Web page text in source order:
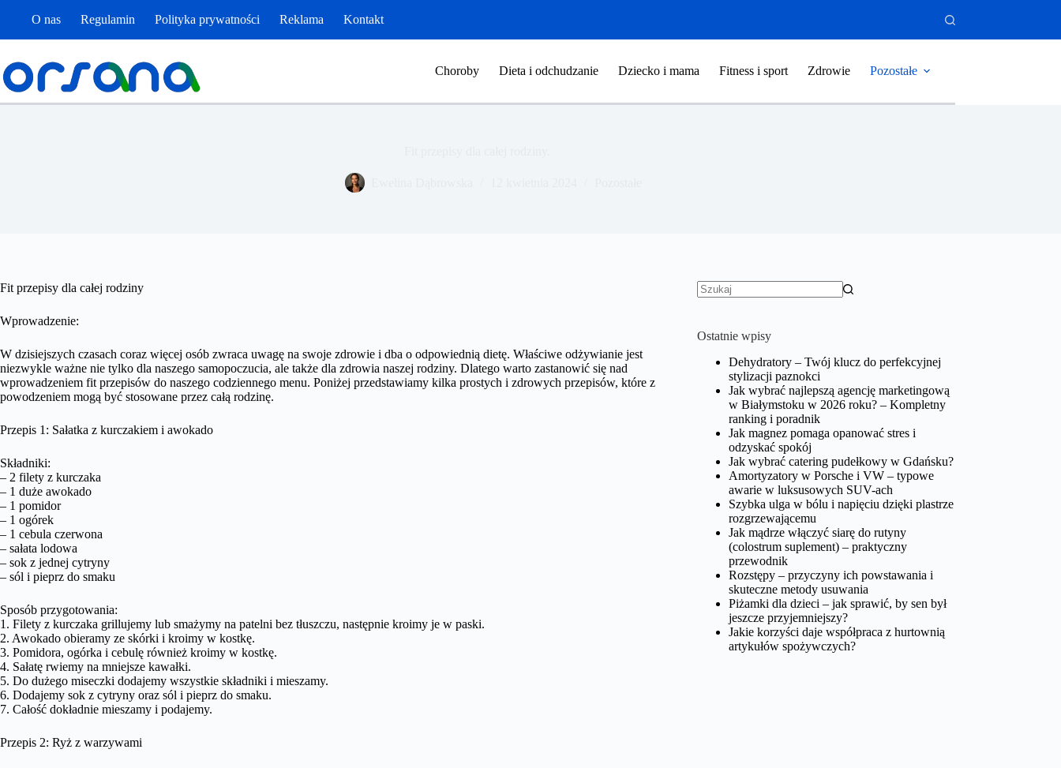
O nas Regulamin Polityka prywatności Reklama Kontakt
Choroby Dieta i odchudzanie Dziecko i mama Fitness i sport Zdrowie Pozostałe
Fit przepisy dla całej rodziny
Wprowadzenie:
W dzisiejszych czasach coraz więcej osób zwraca uwagę na swoje zdrowie i dba o odpowiednią dietę. Właściwe odżywianie jest
niezwykle ważne nie tylko dla naszego samopoczucia, ale także dla zdrowia naszej rodziny. Dlatego warto zastanowić się nad
wprowadzeniem fit przepisów do naszego codziennego menu. Poniżej przedstawiamy kilka prostych i zdrowych przepisów, które z
powodzeniem mogą być stosowane przez całą rodzinę.
Przepis 1: Sałatka z kurczakiem i awokado
Składniki:
– 2 filety z kurczaka
– 1 duże awokado
– 1 pomidor
– 1 ogórek
– 1 cebula czerwona
– sałata lodowa
– sok z jednej cytryny
– sól i pieprz do smaku
Sposób przygotowania:
1. Filety z kurczaka grillujemy lub smażymy na patelni bez tłuszczu, następnie kroimy je w paski.
2. Awokado obieramy ze skórki i kroimy w kostkę.
3. Pomidora, ogórka i cebulę również kroimy w kostkę.
4. Sałatę rwiemy na mniejsze kawałki.
5. Do dużego miseczki dodajemy wszystkie składniki i mieszamy.
6. Dodajemy sok z cytryny oraz sól i pieprz do smaku.
7. Całość dokładnie mieszamy i podajemy.
Przepis 2: Ryż z warzywami
Ostatnie wpisy
Dehydratory – Twój klucz do perfekcyjnej
stylizacji paznokci
Jak wybrać najlepszą agencję marketingową
w Białymstoku w 2026 roku? – Kompletny
ranking i poradnik
Jak magnez pomaga opanować stres i
odzyskać spokój
Jak wybrać catering pudełkowy w Gdańsku?
Amortyzatory w Porsche i VW – typowe
awarie w luksusowych SUV-ach
Szybka ulga w bólu i napięciu dzięki plastrze
rozgrzewającemu
Jak mądrze włączyć siarę do rutyny
(colostrum suplement) – praktyczny
przewodnik
Rozstępy – przyczyny ich powstawania i
skuteczne metody usuwania
Piżamki dla dzieci – jak sprawić, by sen był
jeszcze przyjemniejszy?
Jakie korzyści daje współpraca z hurtownią
artykułów spożywczych?